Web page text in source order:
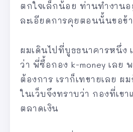
ตกใจเล็กน้อย ท่านทำงานอ
ละเอียดการคุยตอนนั้นขอข้
ผมเดินไปที่บูธธนาคารหนึ่ง
ว่า พี่ซื้อกอง k-money เลย
ต้องการ เราก็เทขายเลย ผ
ในเว็บจึงทราบว่า กองที่เข
ตลาดเงิน